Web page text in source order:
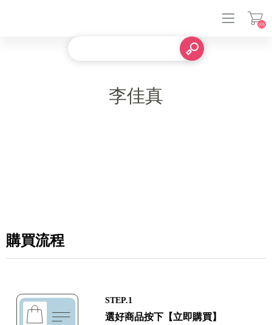
(0)
李佳真
購買流程
STEP.1
選好商品按下【立即購買】